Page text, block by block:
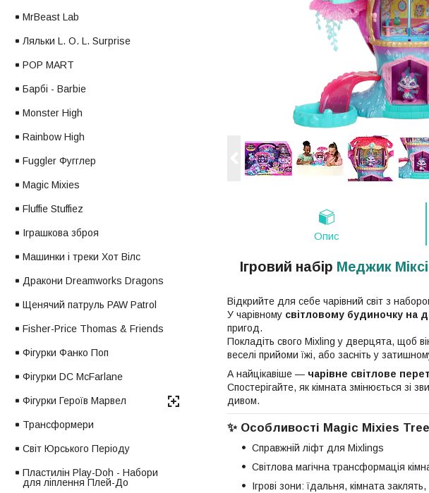
Опис
Ігровий набір Меджик Міксі
Відкрийте для себе чарівний світ з
У чарівному світловому будиночку на
пригод.
Покладіть свого Mixling у дверцята, щоб
веселі прийоми їжі, або засніть у
А найцікавіше — чарівне світлове
Спостерігайте, як кімната змінюється зі
дивом.
✨ Особливості Magic Mixies
Справжній ліфт для Mixlings
Світлова магічна трансформація
Ігрові зони: їдальня, кімната
MrBeast Lab
Ляльки L. O. L. Surprise
POP MART
Барбі - Barbie
Monster High
Rainbow High
Fuggler Фугглер
Magic Mixies
Fluffie Stuffiez
Іграшкова зброя
Машинки і треки Хот Вілс
Дракони Dreamworks Dragons
Щенячий патруль PAW Patrol
Fisher-Price Thomas & Friends
Фігурки Фанко Поп
Фігурки DC McFarlane
Фігурки Героїв Марвел
Трансформери
Світ Юрського Періоду
Пластилін Play-Doh - Набори
для ліплення Плей-До